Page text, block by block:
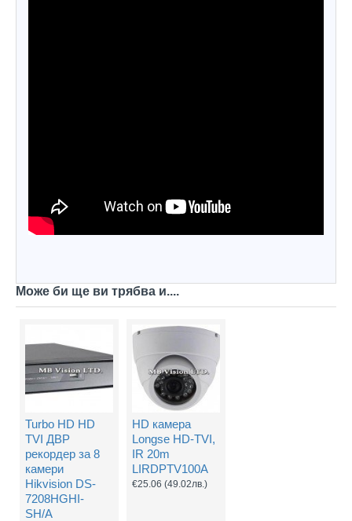
Може би ще ви трябва и....
Turbo HD HD
TVI ДВР
рекордер за 8
камери
Hikvision DS-
7208HGHI-
SH/A
HD камера
Longse HD-TVI,
IR 20m
LIRDPTV100A
€25.06 (49.02лв.)